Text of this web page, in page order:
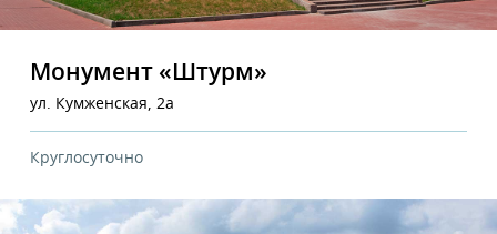
Монумент «Штурм»
ул. Кумженская, 2а
Круглосуточно